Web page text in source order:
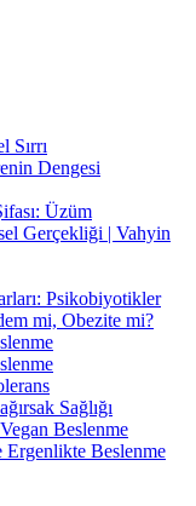
Sırrı
Dengesi
Üzüm
Gerçekliği | Vahyin
Psikobiyotikler
mi, Obezite mi?
Sağlığı
Beslenme
Ergenlikte Beslenme